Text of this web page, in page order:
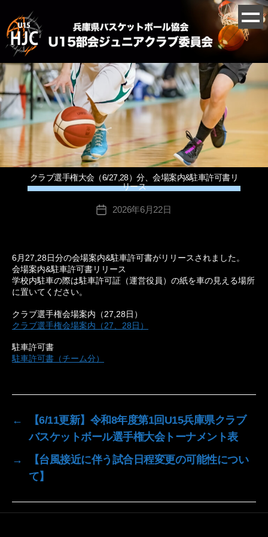
クラブ選手権大会（6/27,28）分、会場案内&駐車許可書リ
リース
投
2026年6月22日
6月27,28日分の会場案内&駐車許可書がリリースされました。
会場案内&駐車許可書リリース
学校内駐車の際は駐車許可証（運営役員）の紙を車の見える場所
に置いてください。
クラブ選手権会場案内（27,28日）
クラブ選手権会場案内（27、28日）
駐車許可書
駐車許可書（チーム分）
←
【6/11更新】令和8年度第1回U15兵庫県クラブ
バスケットボール選手権大会トーナメント表
→
【台風接近に伴う試合日程変更の可能性につい
て】